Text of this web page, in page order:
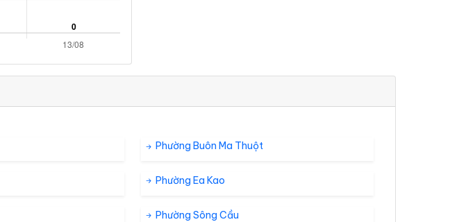
Phường Buôn Ma Thuột
Phường Ea Kao
Phường Sông Cầu